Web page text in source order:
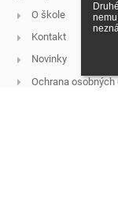
O škole
Kontakt
Novinky
Ochrana osobných